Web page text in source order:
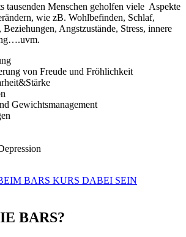
tausenden Menschen geholfen viele Aspekte
wie zB. Wohlbefinden, Schlaf,
Angstzustände, Stress, innere
von Freude und Fröhlichkeit
Gewichtsmanagement
BARS KURS DABEI SEIN
BARS?